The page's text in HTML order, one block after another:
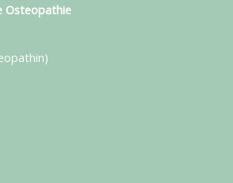
Osteopathie